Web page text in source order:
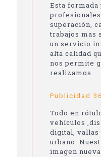
Esta formada
superación,
trabajos mas
un servicio
alta calidad
nos permite
realizamos.
Publicidad
Todo en
vehículos
digital,
urbano.
imagen